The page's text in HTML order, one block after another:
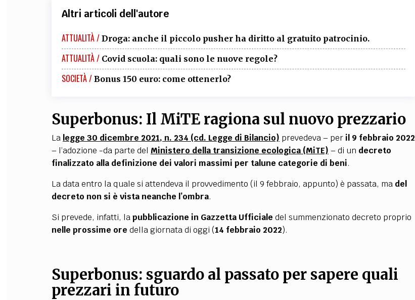
Altri articoli dell'autore
ATTUALITÀ / Droga: anche il piccolo pusher ha diritto al gratuito patrocinio.
ATTUALITÀ / Covid scuola: quali sono le nuove regole?
SOCIETÀ / Bonus 150 euro: come ottenerlo?
Superbonus: Il MiTE ragiona sul nuovo prezzario
La legge 30 dicembre 2021, n. 234 (cd. Legge di Bilancio) prevedeva – per il 9 febbraio 2022
– l’adozione -da parte del Ministero della transizione ecologica (MiTE) –di un decreto
finalizzato alla definizione dei valori massimi per talune categorie di beni.
La data entro la quale si attendeva il provvedimento (il 9 febbraio, appunto) è passata, ma del
decreto non si è vista neanche l’ombra.
Si prevede, infatti, lapubblicazione in Gazzetta Ufficiale del summenzionato decreto proprio
nelle prossime ore della giornata di oggi (14 febbraio 2022).
Superbonus: sguardo al passato per sapere quali
prezzari in futuro